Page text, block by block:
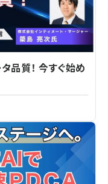
品質！ 今すぐ始め